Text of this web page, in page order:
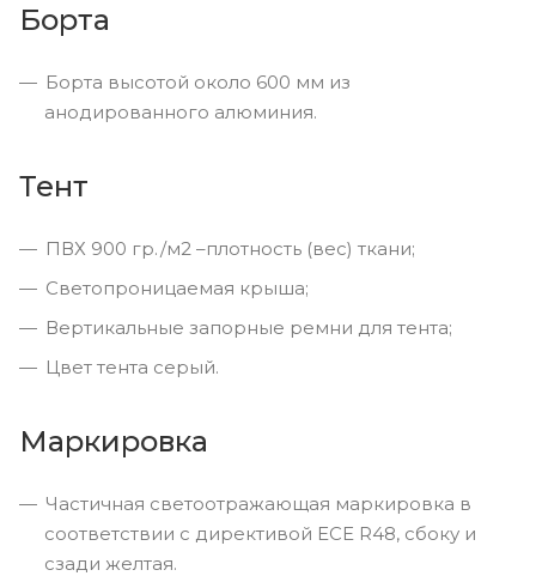
Борта
Борта высотой около 600 мм из
анодированного алюминия.
Тент
ПВХ 900 гр./м2 –плотность (вес) ткани;
Светопроницаемая крыша;
Вертикальные запорные ремни для тента;
Цвет тента серый.
Маркировка
Частичная светоотражающая маркировка в
соответствии с директивой ECE R48, сбоку и
сзади желтая.